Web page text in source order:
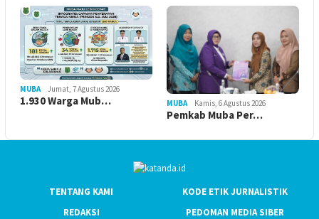
MUBA Jumat, 7 Agustus 2026
1.930 Warga Mub… MUBA Kamis, 6 Agustus 2026
Pemkab Muba Per…
TENTANG KAMI
KODE ETIK JURNALISTIK
REDAKSI
PEDOMAN MEDIA SIBER